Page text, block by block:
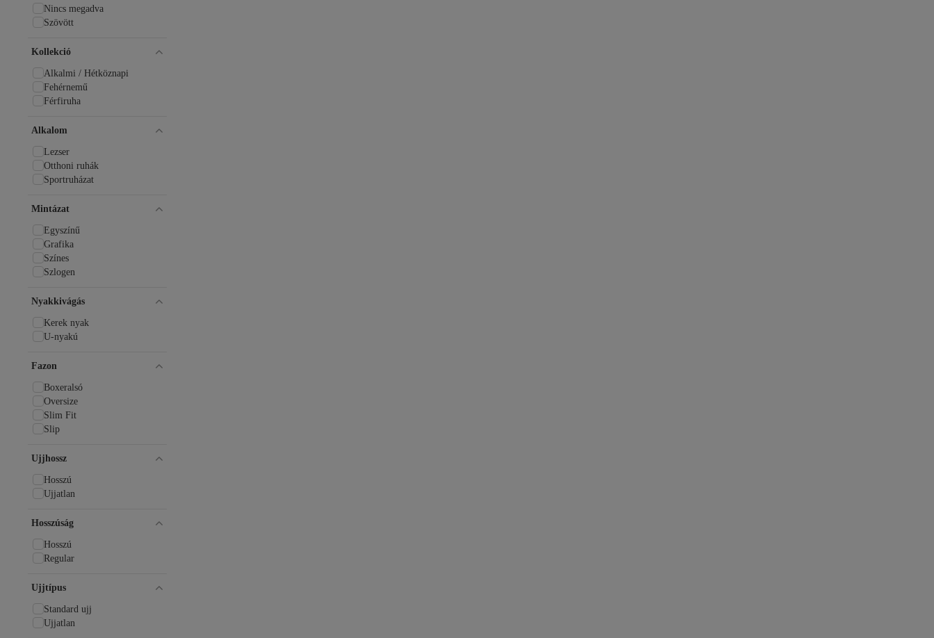
Nincs megadva
Szövött
Kollekció
Alkalmi / Hétköznapi
Fehérnemű
Férfiruha
Alkalom
Lezser
Otthoni ruhák
Sportruházat
Mintázat
Egyszínű
Grafika
Színes
Szlogen
Nyakkivágás
Kerek nyak
U-nyakú
Fazon
Boxeralsó
Oversize
Slim Fit
Slip
Ujjhossz
Hosszú
Ujjatlan
Hosszúság
Hosszú
Regular
Ujjtípus
Standard ujj
Ujjatlan